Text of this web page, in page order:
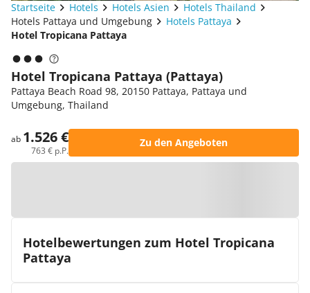
Startseite Hotels Hotels Asien
Hotels Thailand
Hotels Pattaya und Umgebung
Hotels Pattaya
Hotel Tropicana Pattaya
Hotel Tropicana Pattaya (Pattaya)
Pattaya Beach Road 98, 20150 Pattaya, Pattaya und
Umgebung, Thailand
ab 1.526 €
763 € p.P.
Zu den Angeboten
Hotelbewertungen zum Hotel Tropicana
Pattaya